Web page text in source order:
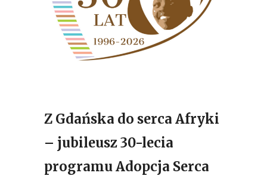
Z Gdańska do serca Afryki
– jubileusz 30-lecia
programu Adopcja Serca